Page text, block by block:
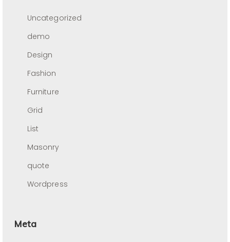
Uncategorized
demo
Design
Fashion
Furniture
Grid
List
Masonry
quote
Wordpress
Meta